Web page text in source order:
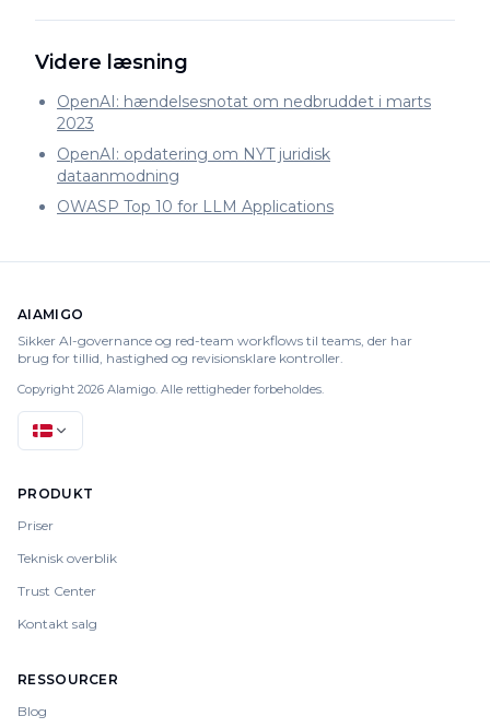
Videre læsning
OpenAI: hændelsesnotat om nedbruddet i marts
2023
OpenAI: opdatering om NYT juridisk
dataanmodning
OWASP Top 10 for LLM Applications
AIAMIGO
Sikker AI-governance og red-team workflows til teams, der har
brug for tillid, hastighed og revisionsklare kontroller.
Copyright 2026 AIamigo. Alle rettigheder forbeholdes.
PRODUKT
Priser
Teknisk overblik
Trust Center
Kontakt salg
RESSOURCER
Blog